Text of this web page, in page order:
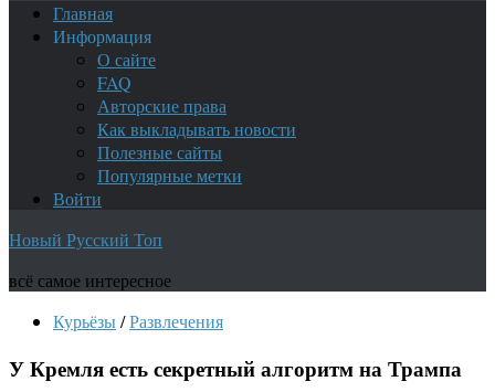
Главная
Информация
О сайте
FAQ
Авторские права
Как выкладывать новости
Полезные сайты
Популярные метки
Войти
Новый Русский Топ
всё самое интересное
Курьёзы/Развлечения
У Кремля есть секретный алгоритм на Трампа